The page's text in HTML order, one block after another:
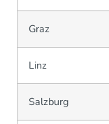
Graz
Linz
Salzburg